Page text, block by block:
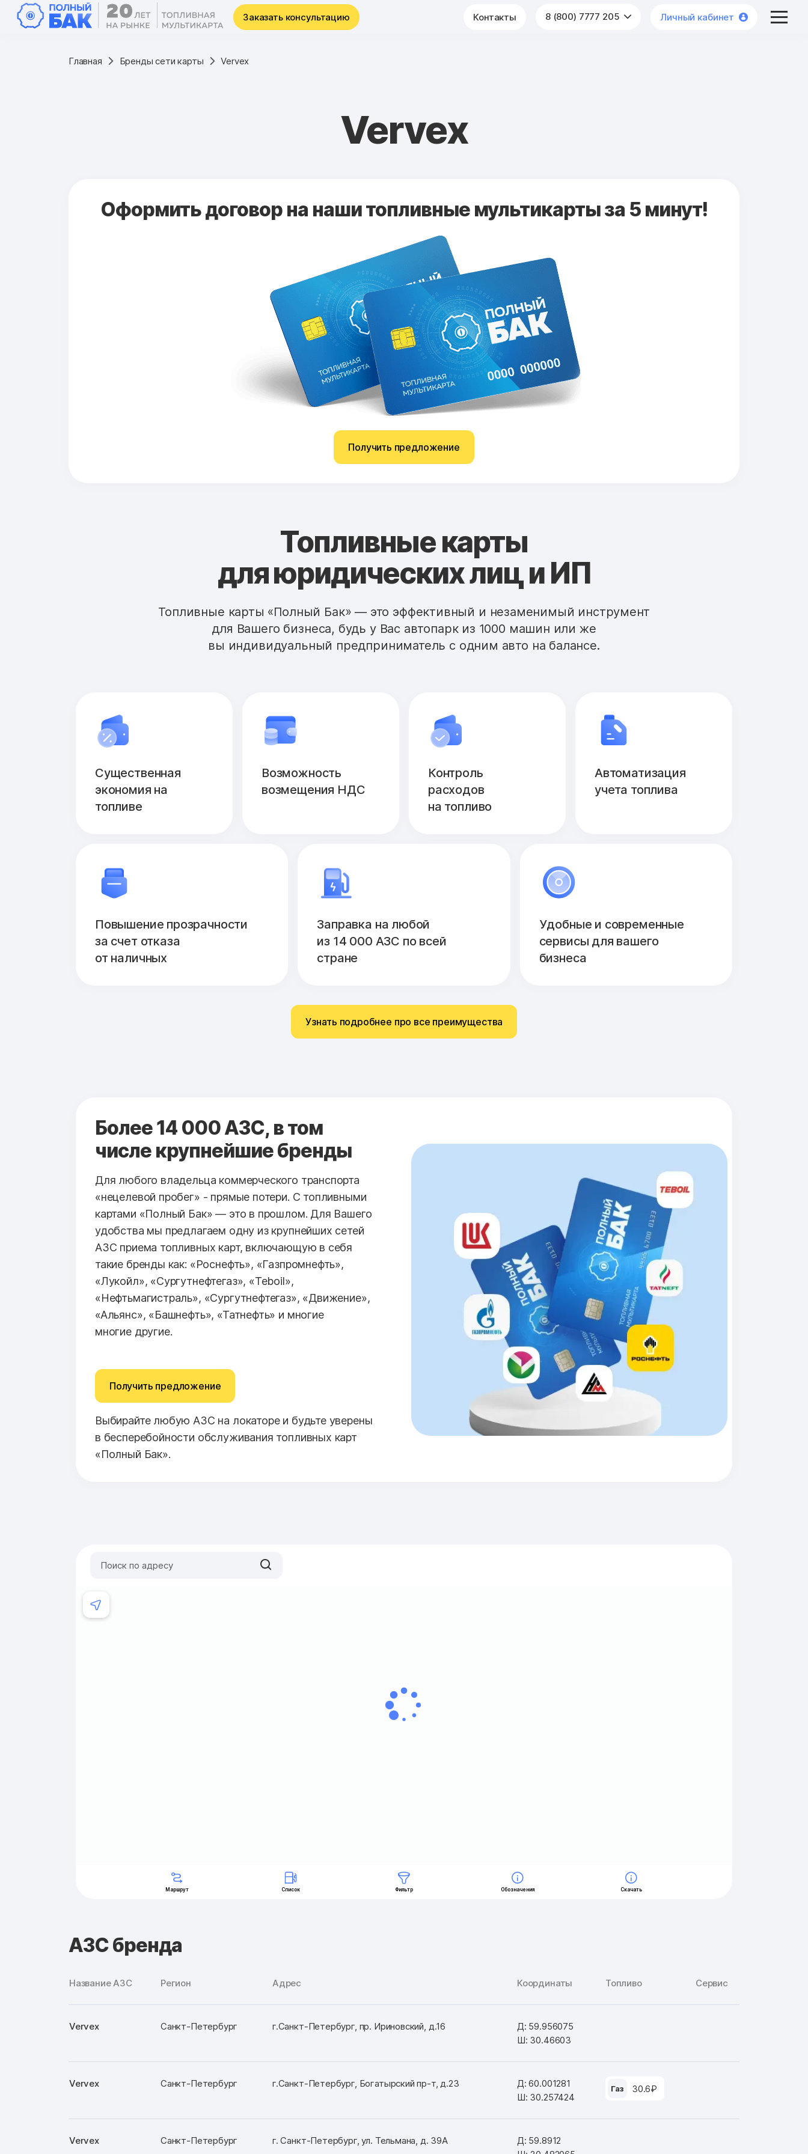
Заказать консультацию Контакты 8 (800) 7777 205 Личный кабинет
Главная Бренды сети карты Vervex
Vervex
Оформить договор на наши топливные мультикарты за 5 минут!
Получить предложение
Топливные карты
для юридических лиц и ИП
Топливные карты «Полный Бак» — это эффективный и незаменимый инструмент
для Вашего бизнеса, будь у Вас автопарк из 1000 машин или же
вы индивидуальный предприниматель с одним авто на балансе.
Существенная
экономия на
топливе
Возможность
возмещения НДС
Контроль
расходов
на топливо
Автоматизация
учета топлива
Повышение прозрачности
за счет отказа
от наличных
Заправка на любой
из 14 000 АЗС по всей
стране
Удобные и современные
сервисы для вашего
бизнеса
Узнать подробнее про все преимущества
Более 14 000 АЗС, в том
числе крупнейшие бренды
Для любого владельца коммерческого транспорта
«нецелевой пробег» - прямые потери. С топливными
картами «Полный Бак» — это в прошлом. Для Вашего
удобства мы предлагаем одну из крупнейших сетей
АЗС приема топливных карт, включающую в себя
такие бренды как: «Роснефть», «Газпромнефть»,
«Лукойл», «Сургутнефтегаз», «Teboil»,
«Нефтьмагистраль», «Сургутнефтегаз», «Движение»,
«Альянс», «Башнефть», «Татнефть» и многие
многие другие.
Получить предложение
Выбирайте любую АЗС на локаторе и будьте уверены
в бесперебойности обслуживания топливных карт
«Полный Бак».
АЗС бренда
Название АЗС Регион Адрес Координаты Топливо Сервис
Vervex Санкт-Петербург г.Санкт-Петербург, пр. Ириновский, д.16
Д: 59.956075
Ш: 30.46603
Vervex Санкт-Петербург г.Санкт-Петербург, Богатырский пр-т, д.23
Д: 60.001281
Ш: 30.257424
Газ 30.6₽
Vervex Санкт-Петербург г. Санкт-Петербург, ул. Тельмана, д. 39А
Д: 59.8912